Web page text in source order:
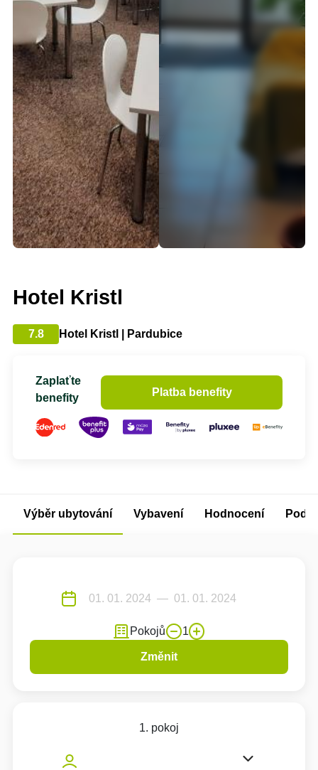
Hotel Kristl
7.8 Hotel Kristl | Pardubice
Zaplaťte
benefity
Platba benefity
Výběr ubytování Vybavení Hodnocení
Pokojů 1
Změnit
1. pokoj